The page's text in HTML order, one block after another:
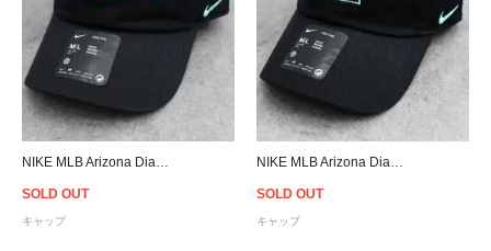
SOLD OUT
キャップ
SOLD OUT
キャップ